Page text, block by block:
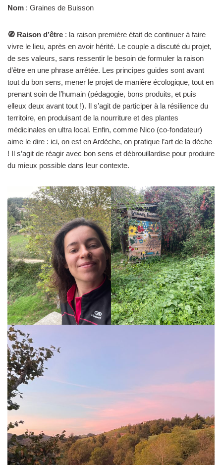
Nom : Graines de Buisson
🧭 Raison d’être : la raison première était de continuer à faire
vivre le lieu, après en avoir hérité. Le couple a discuté du projet,
de ses valeurs, sans ressentir le besoin de formuler la raison
d’être en une phrase arrêtée. Les principes guides sont avant
tout du bon sens, mener le projet de manière écologique, tout en
prenant soin de l’humain (pédagogie, bons produits, et puis
elleux deux avant tout !). Il s’agit de participer à la résilience du
territoire, en produisant de la nourriture et des plantes
médicinales en ultra local. Enfin, comme Nico (co-fondateur)
aime le dire : ici, on est en Ardèche, on pratique l’art de la dèche
! Il s’agit de réagir avec bon sens et débrouillardise pour produire
du mieux possible dans leur contexte.